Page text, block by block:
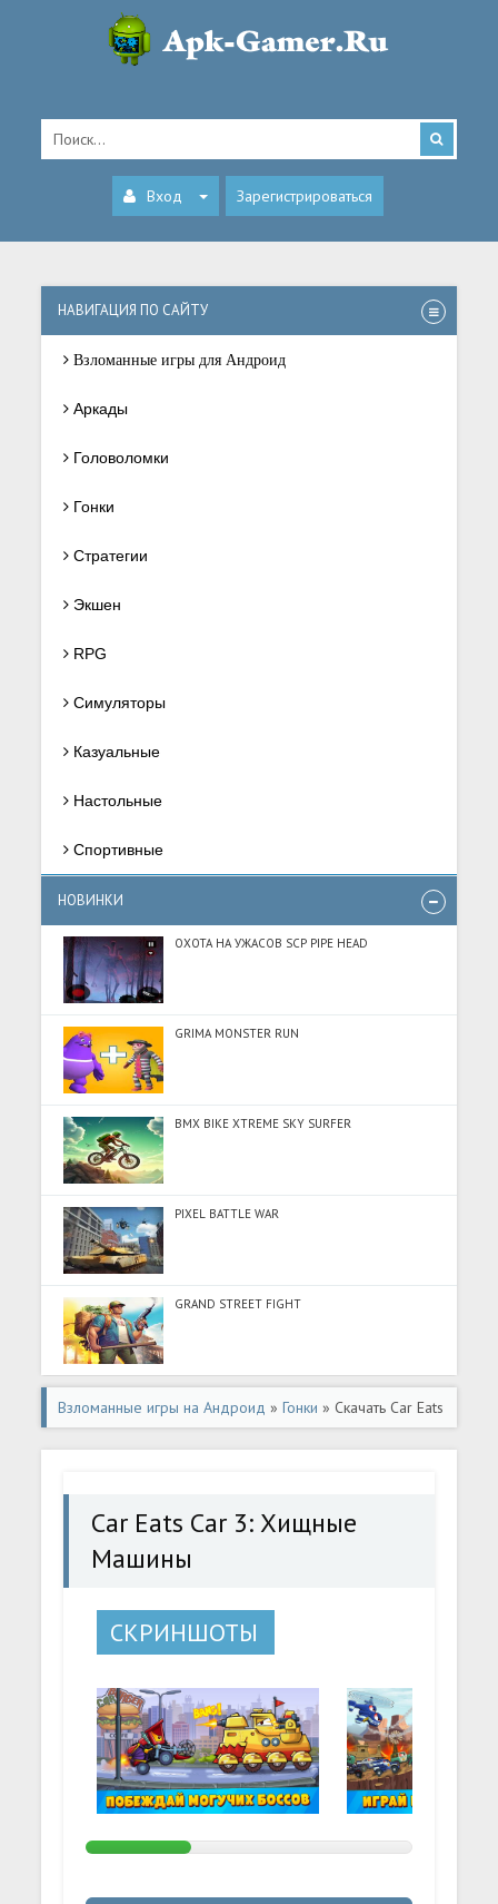
Вход Зарегистрироваться
НАВИГАЦИЯ ПО САЙТУ
Взломанные игры для Андроид
Аркады
Головоломки
Гонки
Стратегии
Экшен
RPG
Симуляторы
Казуальные
Настольные
Спортивные
НОВИНКИ
ОХОТА НА УЖАСОВ SCP PIPE HEAD
GRIMA MONSTER RUN
BMX BIKE XTREME SKY SURFER
PIXEL BATTLE WAR
GRAND STREET FIGHT
Взломанные игры на Андроид »Гонки » Скачать Car Eats
Car 3: Хищные Машины (Много монет) на Андроид
Car Eats Car 3: Хищные
Машины
СКРИНШОТЫ